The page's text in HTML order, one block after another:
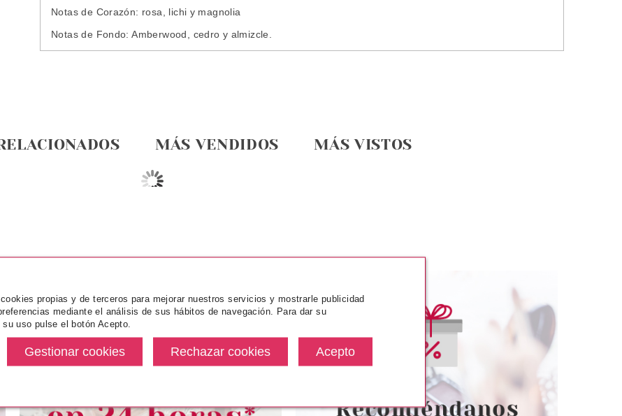
Notas de Corazón: rosa, lichi y magnolia
Notas de Fondo: Amberwood, cedro y almizcle.
MÁS VENDIDOS MÁS VISTOS
DSQUARED2
DSQUARED2 RED WOOD EDT
Pvr 85.00€ desde
DSQUARED2
DSQUARED2 RED WOOD EDT
Pvr 65.50€ desde
DSQUARED2
DSQUARED SHE WOOD BODY
WASH 200 ML
Pvr 25.00€ desde
propias y de terceros para mejorar nuestros servicios y mostrarle publicidad
mediante el análisis de sus hábitos de navegación. Para dar su
uso pulse el botón Acepto.